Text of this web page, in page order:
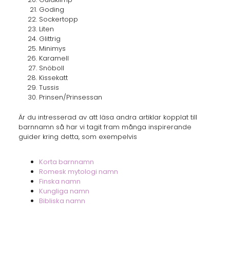
Goding
Sockertopp
Liten
Glittrig
Minimys
Karamell
Snöboll
Kissekatt
Tussis
Prinsen/Prinsessan
Är du intresserad av att läsa andra artiklar kopplat till
barnnamn så har vi tagit fram många inspirerande
guider kring detta, som exempelvis
Korta barnnamn
Romesk mytologi namn
Finska namn
Kungliga namn
Bibliska namn